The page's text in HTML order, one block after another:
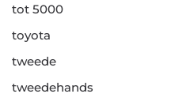
tot 5000
toyota
tweede
tweedehands